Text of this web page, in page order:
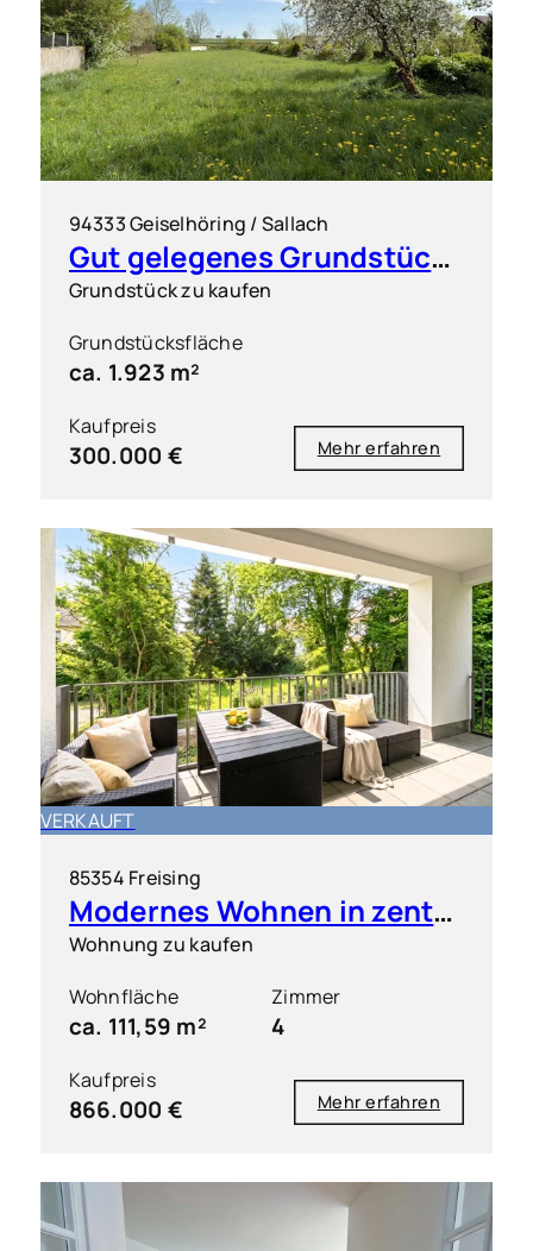
94333 Geiselhöring / Sallach
Gut gelegenes Grundstück für flexible Bebauung
Grundstück zu kaufen
Grundstücksfläche
ca. 1.923 m²
Kaufpreis
300.000 € Mehr erfahren
VERKAUFT
85354 Freising
Modernes Wohnen in zentraler Bestlage von Freising inkl. 2 TG-Stellplätze
Wohnung zu kaufen
Wohnfläche
ca. 111,59 m²
Zimmer
4
Kaufpreis
866.000 € Mehr erfahren